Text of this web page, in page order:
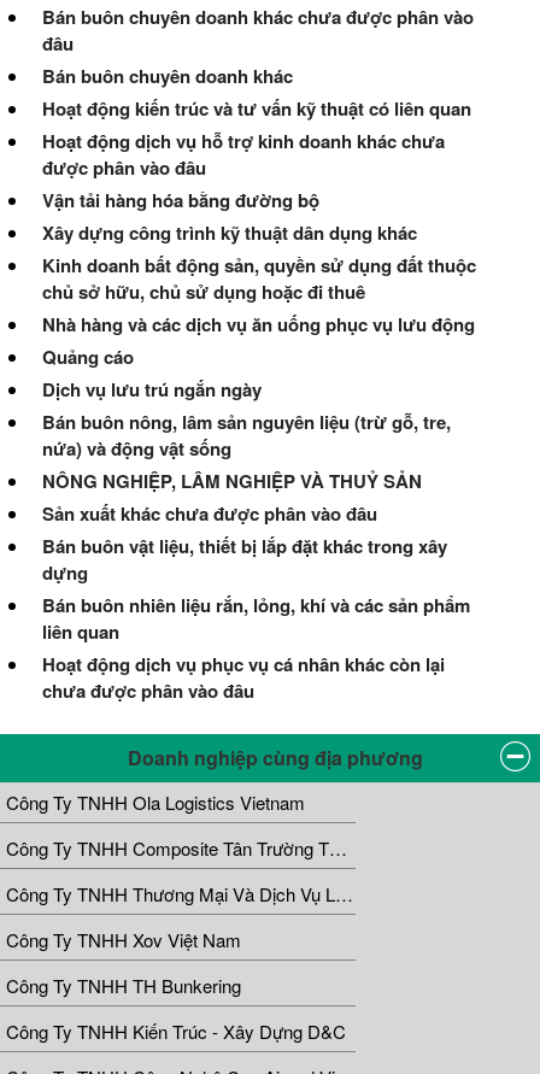
Bán buôn chuyên doanh khác chưa được phân vào
đâu
Bán buôn chuyên doanh khác
Hoạt động kiến trúc và tư vấn kỹ thuật có liên quan
Hoạt động dịch vụ hỗ trợ kinh doanh khác chưa
được phân vào đâu
Vận tải hàng hóa bằng đường bộ
Xây dựng công trình kỹ thuật dân dụng khác
Kinh doanh bất động sản, quyền sử dụng đất thuộc
chủ sở hữu, chủ sử dụng hoặc đi thuê
Nhà hàng và các dịch vụ ăn uống phục vụ lưu động
Quảng cáo
Dịch vụ lưu trú ngắn ngày
Bán buôn nông, lâm sản nguyên liệu (trừ gỗ, tre,
nứa) và động vật sống
NÔNG NGHIỆP, LÂM NGHIỆP VÀ THUỶ SẢN
Sản xuất khác chưa được phân vào đâu
Bán buôn vật liệu, thiết bị lắp đặt khác trong xây
dựng
Bán buôn nhiên liệu rắn, lỏng, khí và các sản phẩm
liên quan
Hoạt động dịch vụ phục vụ cá nhân khác còn lại
chưa được phân vào đâu
Doanh nghiệp cùng địa phương
Công Ty TNHH Ola Logistics Vietnam
Công Ty TNHH Composite Tân Trường Thành
Công Ty TNHH Thương Mại Và Dịch Vụ Logistics HNT
Công Ty TNHH Xov Việt Nam
Công Ty TNHH TH Bunkering
Công Ty TNHH Kiến Trúc - Xây Dựng D&C